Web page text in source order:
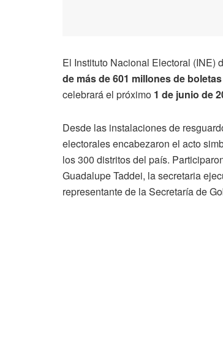
El Instituto Nacional Electoral (INE)
de más de 601 millones de
celebrará el próximo 1 de junio de
Desde las instalaciones de
electorales encabezaron el acto
los 300 distritos del país.
Guadalupe Taddei, la secretaria
representante de la Secretaría de